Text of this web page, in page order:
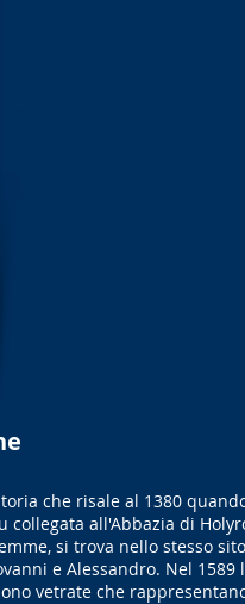
che risale al 1380
all'Abbazia di
si trova nello stesso
e Alessandro. Nel 1589
vetrate che